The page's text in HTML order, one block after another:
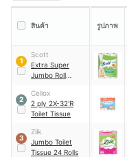
สินค้า รูปภาพ
1
Scott
Extra Super
Jumbo Roll
2
Cellox
2 ply 2X-32'R
Toilet Tissue
3
Zilk
Jumbo Toilet
Tissue 24 Rolls